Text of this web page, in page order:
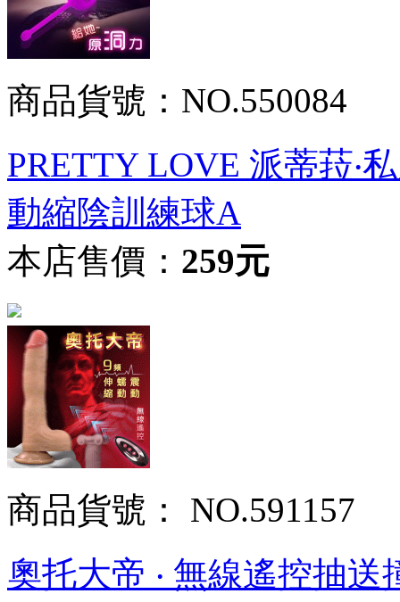
商品貨號：NO.550084
PRETTY LOVE 派蒂菈‧
動縮陰訓練球A
本店售價： 259元
商品貨號： NO.591157
奧托大帝 ‧ 無線遙控抽